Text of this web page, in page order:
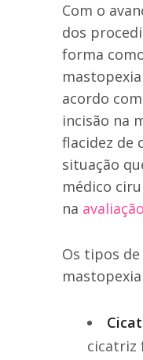
Com o
dos
forma
acordo
incisão na
flacidez de
situação
médico
na
Os tipos
cicatriz